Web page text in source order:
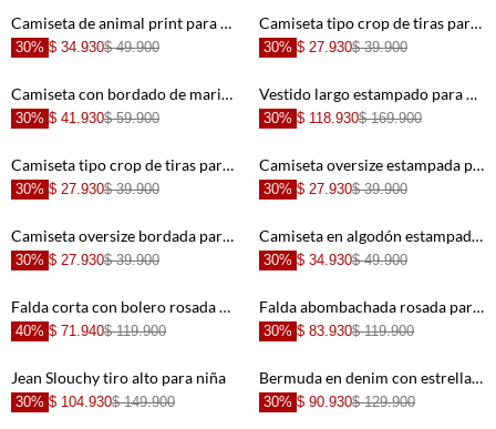
+ +
+ +
+ +
+ +
+
Camiseta de animal print para niña
30% $ 34.930$ 49.900
+
Camiseta tipo crop de tiras para niña con cuello marcado
30% $ 27.930$ 39.900
+
Camiseta con bordado de mariposa para niña
30% $ 41.930$ 59.900
+
Vestido largo estampado para niña
30% $ 118.930$ 169.900
Camiseta tipo crop de tiras para niña con textura lisa
30% $ 27.930$ 39.900
Camiseta oversize estampada para niña
30% $ 27.930$ 39.900
Camiseta oversize bordada para niña
30% $ 27.930$ 39.900
Camiseta en algodón estampada para niña de ajuste relajado
30% $ 34.930$ 49.900
Falda corta con bolero rosada para niña
40% $ 71.940$ 119.900
Falda abombachada rosada para niña
30% $ 83.930$ 119.900
Jean Slouchy tiro alto para niña
30% $ 104.930$ 149.900
Bermuda en denim con estrellas para niña
30% $ 90.930$ 129.900